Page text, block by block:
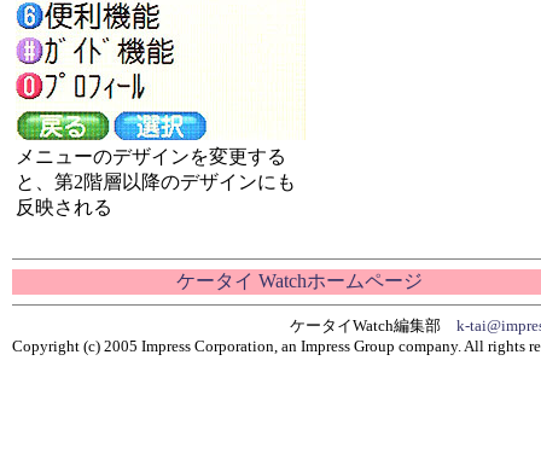
メニューのデザインを変更する
と、第2階層以降のデザインにも
反映される
ケータイ Watchホームページ
ケータイWatch編集部 k-
Copyright (c) 2005 Impress Corporation, an Impress Group company. All rights